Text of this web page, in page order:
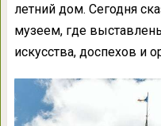
летний дом. Сегодня
музеем, где
искусства, доспехов и